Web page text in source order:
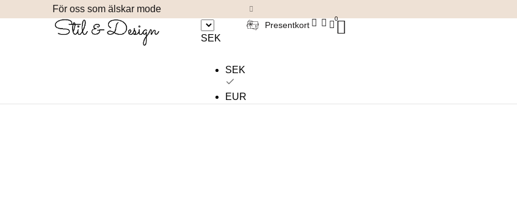
För oss som älskar mode
SEK
SEK
EUR
Presentkort
0